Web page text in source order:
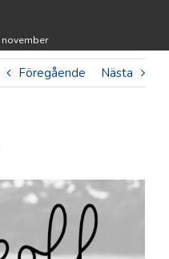
november
Föregående Nästa